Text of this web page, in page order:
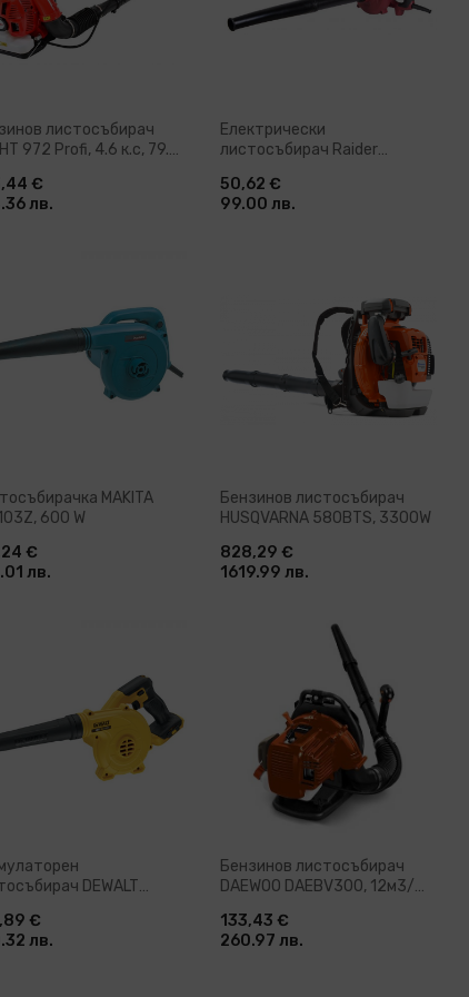
листосъбирач
972 Profi, 4.6 к.с, 79.4
€
лв.
Добави в количка
Електрически
листосъбирач Raider
4.1 м3/мин (077501)
50,62 €
99.00 лв.
MAKITA
600 W
€
лв.
Добави в количка
Бензинов листосъбирач
HUSQVARNA 580BTS, 3300W
828,29 €
1619.99 лв.
DEWALT
€
лв.
Бензинов листосъбирач
DAEWOO DAEBV300, 12м3/
133,43 €
260.97 лв.